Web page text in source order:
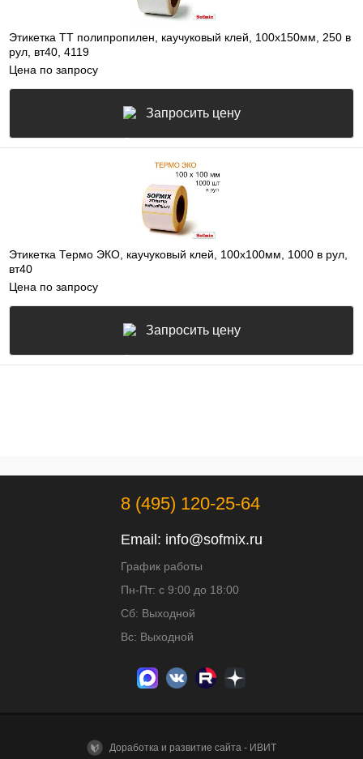
Этикетка ТТ полипропилен, каучуковый клей, 100х150мм, 250 в
рул, вт40, 4119
Цена по запросу
Запросить цену
Этикетка Термо ЭКО, каучуковый клей, 100х100мм, 1000 в рул,
вт40
Цена по запросу
Запросить цену
8 (495) 120-25-64
Email: info@sofmix.ru
График работы
Пн-Пт: с 9:00 до 18:00
Сб: Выходной
Вс: Выходной
Доработка и развитие сайта - ИВИТ